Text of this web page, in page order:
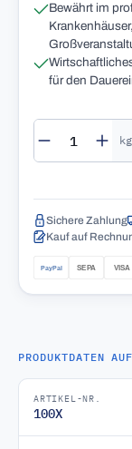
Bewährt im
für den
Produkt kg
Sichere Zahlung
Kauf auf
PRODUKTDATEN
ARTIKEL-NR.
100X